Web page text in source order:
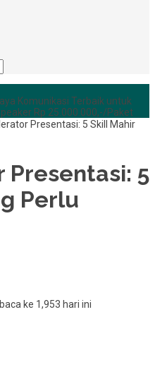
Komunikasi Terbaik untuk
Rp 25.000.000,-/Paket
Presentasi: 5 Skill Mahir
5
Perlu
ke 1,953 hari ini